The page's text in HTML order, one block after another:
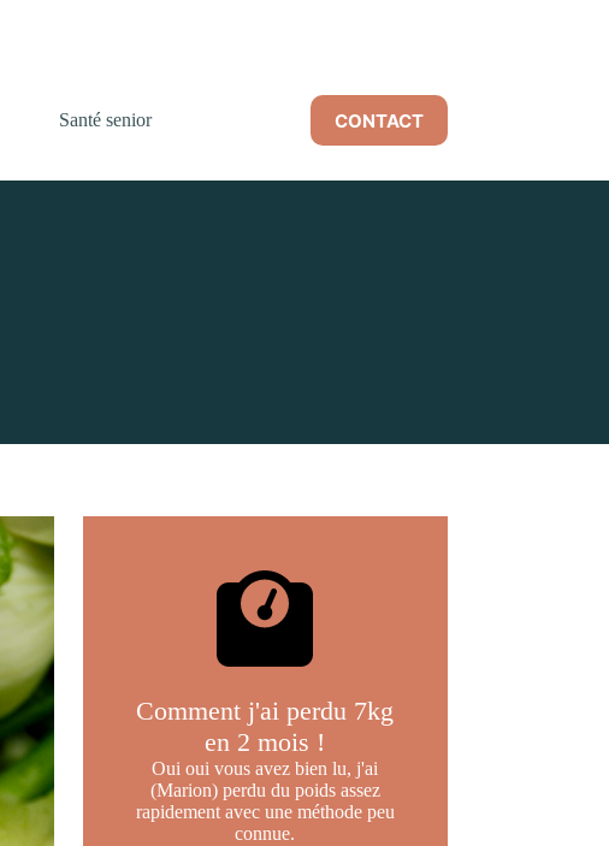
Santé senior CONTACT
Comment j'ai perdu 7kg
en 2 mois !
Oui oui vous avez bien lu, j'ai
(Marion) perdu du poids assez
rapidement avec une méthode peu
connue.